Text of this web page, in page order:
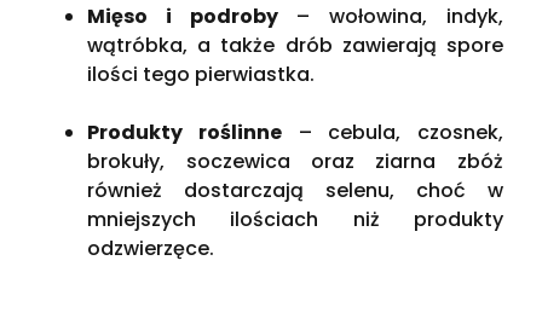
Mięso i podroby– wołowina, indyk,
wątróbka, a także drób zawierają spore
ilości tego pierwiastka​.
Produkty roślinne– cebula, czosnek,
brokuły, soczewica oraz ziarna zbóż
również dostarczają selenu, choć w
mniejszych ilościach niż produkty
odzwierzęce​.